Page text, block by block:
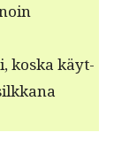
kos­ka käyt­